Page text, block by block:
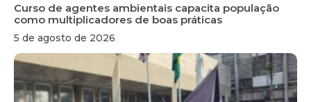
Curso de agentes ambientais capacita população
como multiplicadores de boas práticas
5 de agosto de 2026